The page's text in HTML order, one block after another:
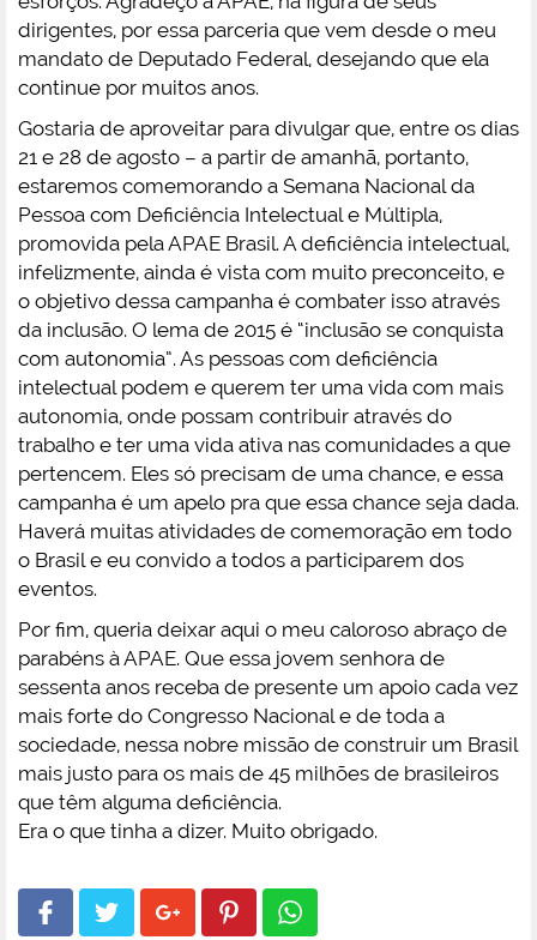
dirigentes, por essa parceria que vem desde o meu
mandato de Deputado Federal, desejando que ela
continue por muitos anos.
Gostaria de aproveitar para divulgar que, entre os dias
21 e 28 de agosto – a partir de amanhã, portanto,
estaremos comemorando a Semana Nacional da
Pessoa com Deficiência Intelectual e Múltipla,
promovida pela APAE Brasil. A deficiência intelectual,
infelizmente, ainda é vista com muito preconceito, e
o objetivo dessa campanha é combater isso através
da inclusão. O lema de 2015 é “inclusão se conquista
com autonomia”. As pessoas com deficiência
intelectual podem e querem ter uma vida com mais
autonomia, onde possam contribuir através do
trabalho e ter uma vida ativa nas comunidades a que
pertencem. Eles só precisam de uma chance, e essa
campanha é um apelo pra que essa chance seja dada.
Haverá muitas atividades de comemoração em todo
o Brasil e eu convido a todos a participarem dos
eventos.
Por fim, queria deixar aqui o meu caloroso abraço de
parabéns à APAE. Que essa jovem senhora de
sessenta anos receba de presente um apoio cada vez
mais forte do Congresso Nacional e de toda a
sociedade, nessa nobre missão de construir um Brasil
mais justo para os mais de 45 milhões de brasileiros
que têm alguma deficiência.
Era o que tinha a dizer. Muito obrigado.